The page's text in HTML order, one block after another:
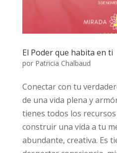
El Poder que habita en ti
por Patricia Chalbaud
Conectar con tu
de una vida plena y
tienes todos los
construir una vida a tu
abundante, creativa. Es